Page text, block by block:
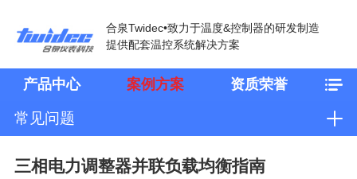
合泉Twidec•致力于温度&控制器的研发制造
提供配套温控系统解决方案
产品中心 案例方案 资质荣誉
常见问题
三相电力调整器并联负载均衡指南